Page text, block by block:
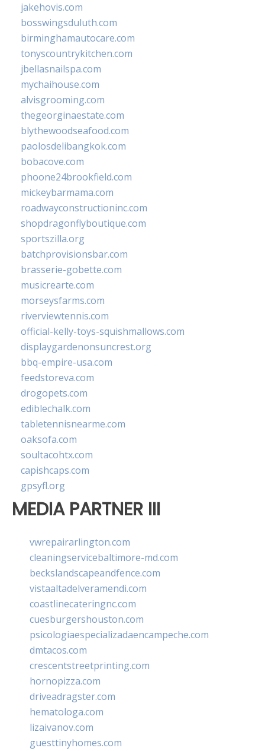
jakehovis.com
bosswingsduluth.com
birminghamautocare.com
tonyscountrykitchen.com
jbellasnailspa.com
mychaihouse.com
alvisgrooming.com
thegeorginaestate.com
blythewoodseafood.com
paolosdelibangkok.com
bobacove.com
phoone24brookfield.com
mickeybarmama.com
roadwayconstructioninc.com
shopdragonflyboutique.com
sportszilla.org
batchprovisionsbar.com
brasserie-gobette.com
musicrearte.com
morseysfarms.com
riverviewtennis.com
official-kelly-toys-squishmallows.com
displaygardenonsuncrest.org
bbq-empire-usa.com
feedstoreva.com
drogopets.com
ediblechalk.com
tabletennisnearme.com
oaksofa.com
soultacohtx.com
capishcaps.com
gpsyfl.org
MEDIA PARTNER III
vwrepairarlington.com
cleaningservicebaltimore-md.com
beckslandscapeandfence.com
vistaaltadelveramendi.com
coastlinecateringnc.com
cuesburgershouston.com
psicologiaespecializadaencampeche.com
dmtacos.com
crescentstreetprinting.com
hornopizza.com
driveadragster.com
hematologa.com
lizaivanov.com
guesttinyhomes.com